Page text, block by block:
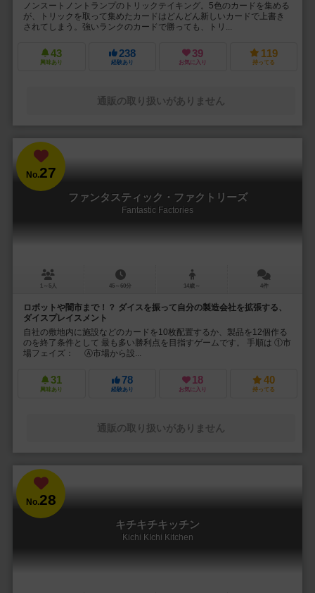
ノンスートノントランプのトリックテイキング。5色のカードを集める
が、トリックを取って集めたカードはどんどん新しいカードで上書き
されてしまう。強いランクのカードで勝っても、トリ...
43
興味あり
238
経験あり
39
お気に入り
119
持ってる
通販の取り扱いがありません
No.27
ファンタスティック・ファクトリーズ
Fantastic Factories
1～5人 45～60分 14歳～ 4件
ロボットや闇市まで！？ ダイスを振って自分の製造会社を拡張する、
ダイスプレイスメント
自社の敷地内に施設などのカードを10枚配置するか、製品を12個作る
のを終了条件として 最も多い勝利点を目指すゲームです。 手順は ①市
場フェイズ： Ⓐ市場から設...
31
興味あり
78
経験あり
18
お気に入り
40
持ってる
通販の取り扱いがありません
No.28
キチキチキッチン
Kichi KIchi Kitchen